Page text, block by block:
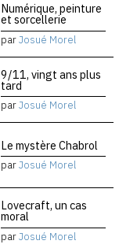
Numérique, peinture
et sorcellerie
parJosué Morel
9/11, vingt ans plus
tard
parJosué Morel
Le mystère Chabrol
parJosué Morel
Lovecraft, un cas
moral
parJosué Morel